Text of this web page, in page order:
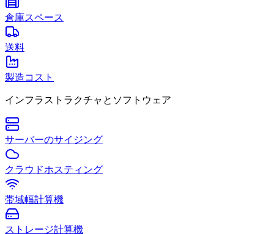
倉庫スペース
送料
製造コスト
インフラストラクチャとソフトウェア
サーバーのサイジング
クラウドホスティング
帯域幅計算機
ストレージ計算機